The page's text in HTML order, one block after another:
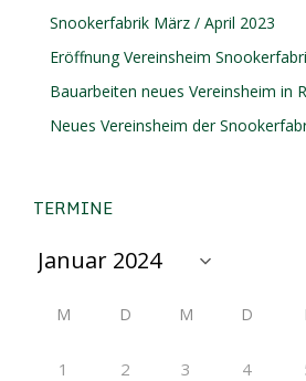
Snookerfabrik März / April 2023
Eröffnung Vereinsheim
Bauarbeiten neues Vereinsheim in
Neues Vereinsheim der
TERMINE
M D M D
1 2 3 4